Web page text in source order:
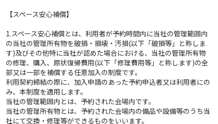
【スペース安心補償】
1.スペース安心補償とは、利用者が予約時間内に当社の管理範囲内
の当社の管理所有物を破損・損壊・汚損(以下「破損等」と称しま
す)及びその他特に当社が認めた場合における、当社の管理所有物
の修理、購入、原状復帰費用(以下「修理費用等」と称します)の全
部又は一部を補償する任意加入の制度です。
利用契約締結の際に、加入申請のあった予約申込者又は利用者にの
み、本制度を適用します。
当社の管理範囲内とは、予約された会場内です。
当社の管理所有物とは、予約された会場内の備品や設備等のうち当
社にて交換・修理等ができるものをいいます。